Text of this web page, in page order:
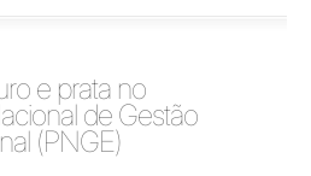
e prata no
de Gestão
(PNGE)